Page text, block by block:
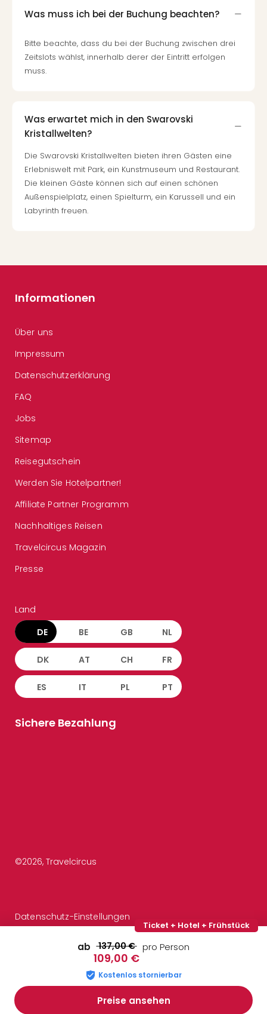
Was muss ich bei der Buchung beachten?
Bitte beachte, dass du bei der Buchung zwischen drei
Zeitslots wählst, innerhalb derer der Eintritt erfolgen
muss.
Was erwartet mich in den Swarovski
Kristallwelten?
Die Swarovski Kristallwelten bieten ihren Gästen eine
Erlebniswelt mit Park, ein Kunstmuseum und Restaurant.
Die kleinen Gäste können sich auf einen schönen
Außenspielplatz, einen Spielturm, ein Karussell und ein
Labyrinth freuen.
Ticket + Hotel + Frühstück
ab 137,00 €
109,00 €
pro Person
Kostenlos stornierbar
Preise ansehen
Informationen
Über uns
Impressum
Datenschutzerklärung
FAQ
Jobs
Sitemap
Reisegutschein
Werden Sie Hotelpartner!
Affiliate Partner Programm
Nachhaltiges Reisen
Travelcircus Magazin
Presse
Land
DE BE GB NL
DK AT CH FR
ES IT PL PT
Sichere Bezahlung
©2026, Travelcircus
Datenschutz-Einstellungen